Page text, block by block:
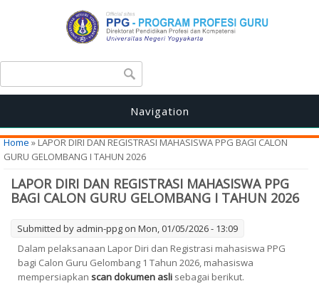
Search form
Navigation
You are here
Home » LAPOR DIRI DAN REGISTRASI MAHASISWA PPG BAGI CALON
GURU GELOMBANG I TAHUN 2026
LAPOR DIRI DAN REGISTRASI MAHASISWA PPG
BAGI CALON GURU GELOMBANG I TAHUN 2026
Submitted by admin-ppg on Mon, 01/05/2026 - 13:09
Dalam pelaksanaan Lapor Diri dan Registrasi mahasiswa PPG
bagi Calon Guru Gelombang 1 Tahun 2026, mahasiswa
mempersiapkan scan dokumen asli sebagai berikut.